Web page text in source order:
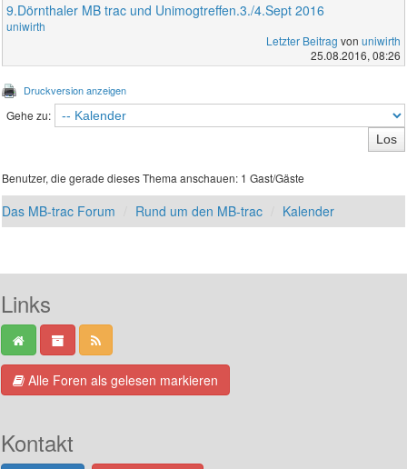
9.Dörnthaler MB trac und Unimogtreffen.3./4.Sept 2016
uniwirth
Letzter Beitrag von uniwirth
25.08.2016, 08:26
Druckversion anzeigen
Gehe zu:
Benutzer, die gerade dieses Thema anschauen: 1 Gast/Gäste
Das MB-trac Forum Rund um den MB-trac Kalender
Links
Alle Foren als gelesen markieren
Kontakt